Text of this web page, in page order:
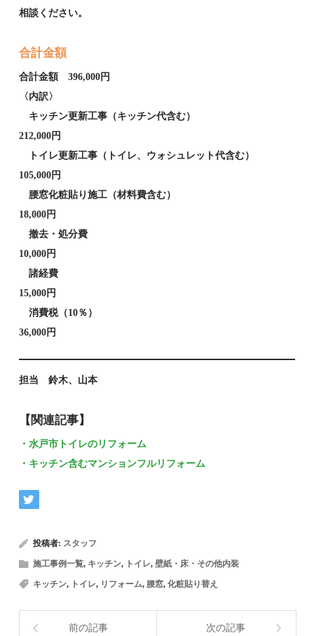
相談ください。
合計金額
合計金額 396,000円
〈内訳〉
キッチン更新工事（キッチン代含む）
212,000円
トイレ更新工事（トイレ、ウォシュレット代含む）
105,000円
腰窓化粧貼り施工（材料費含む）
18,000円
撤去・処分費
10,000円
諸経費
15,000円
消費税（10％）
36,000円
担当 鈴木、山本
【関連記事】
・水戸市トイレのリフォーム
・キッチン含むマンションフルリフォーム
投稿者: スタッフ
施工事例一覧, キッチン, トイレ,壁紙・床・その他内装
キッチン, トイレ, リフォーム, 腰窓,化粧貼り替え
前の記事 次の記事